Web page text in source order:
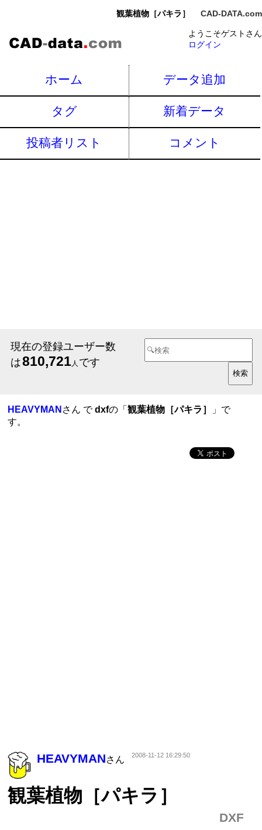
観葉植物［パキラ］ CAD-DATA.com
ようこそゲストさん
ログイン
ホーム データ追加
タグ 新着データ
投稿者リスト コメント
現在の登録ユーザー数
は810,721人 です
HEAVYMAN さん でdxfの「観葉植物［パキラ］
」で
す。
HEAVYMANさん 2008-11-12 16:29:50
観葉植物［パキラ］
DXF